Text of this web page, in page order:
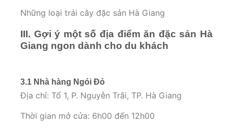
Những loại trái cây đặc sản Hà Giang
III. Gợi ý một số địa điểm ăn đặc sản Hà
Giang ngon dành cho du khách
3.1 Nhà hàng Ngói Đỏ
Địa chỉ: Tổ 1, P. Nguyễn Trãi, TP. Hà Giang
Thời gian mở cửa: 6h00 đến 12h00